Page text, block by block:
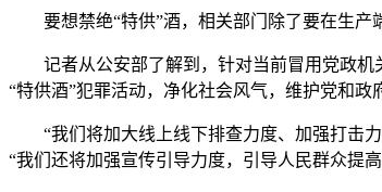
要想禁绝“特供”酒，相关部门除了要在生
记者从公安部了解到，针对当前冒用党政
“特供酒”犯罪活动，净化社会风气，维护党和政
“我们将加大线上线下排查力度、加强打击
“我们还将加强宣传引导力度，引导人民群众提